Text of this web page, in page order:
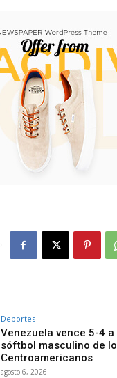
Deportes
Venezuela vence 5-4 a
sóftbol masculino de
Centroamericanos
agosto 6, 2026